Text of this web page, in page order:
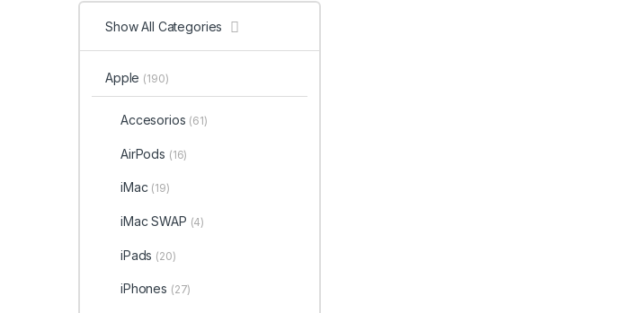
Show All Categories
Apple (190)
Accesorios (61)
AirPods (16)
iMac (19)
iMac SWAP (4)
iPads (20)
iPhones (27)